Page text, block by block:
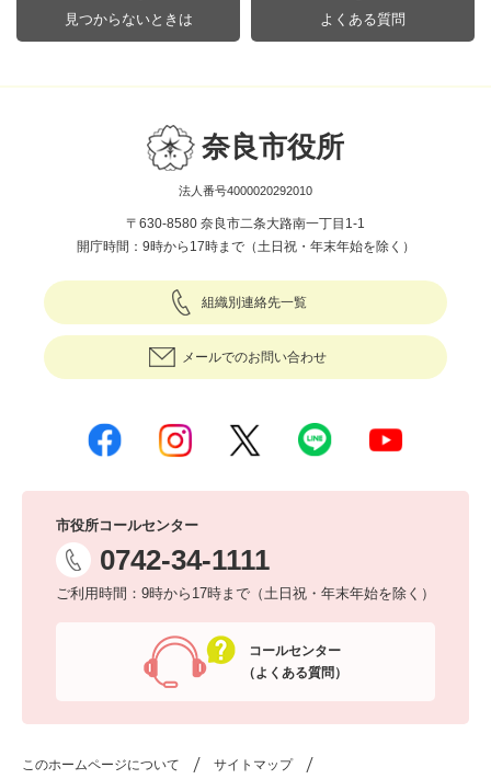
見つからないときは よくある質問
奈良市役所
法人番号4000020292010
〒630-8580 奈良市二条大路南一丁目1-1
開庁時間：9時から17時まで（土日祝・年末年始を除く）
組織別連絡先一覧
メールでのお問い合わせ
市役所コールセンター
0742-34-1111
ご利用時間：9時から17時まで（土日祝・年末年始を除く）
コールセンター
（よくある質問）
このホームページについて サイトマップ